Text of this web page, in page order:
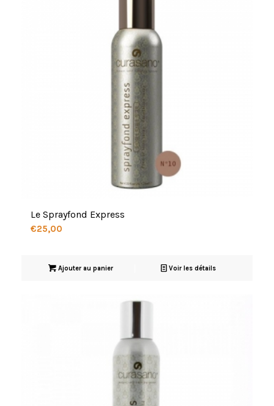
Le Sprayfond Express
€25,00
Ajouter au panier Voir les détails